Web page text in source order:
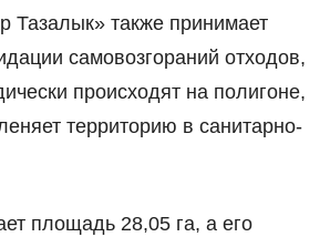
также принимает
самовозгораний отходов,
происходят на полигоне,
территорию в санитарно-
площадь 28,05 га, а его